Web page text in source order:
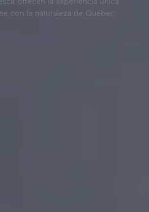
con la naturaleza de Québec.